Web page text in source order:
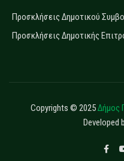
Προσκλήσεις Δημοτικού
Προσκλήσεις Δημοτικής
Copyrights © 2025Δήμος
Developed